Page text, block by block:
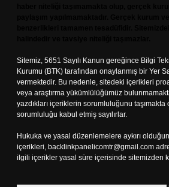
Sitemiz, 5651 Sayılı Kanun gereğince Bilgi
Kurumu (BTK) tarafından onaylanmış bir Yer
vermektedir. Bu nedenle, sitedeki içerikleri
veya araştırma yükümlülüğümüz
yazdıkları içeriklerin sorumluluğunu
sorumluluğu kabul etmiş sayılırlar.
Hukuka ve yasal düzenlemelere aykırı
içerikleri, backlinkpanelicomtr@gmail.com
ilgili içerikler yasal süre içerisinde sitemizden